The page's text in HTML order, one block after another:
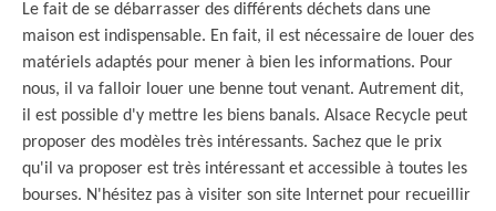
Le fait de se débarrasser des différents déchets dans une
maison est indispensable. En fait, il est nécessaire de louer des
matériels adaptés pour mener à bien les informations. Pour
nous, il va falloir louer une benne tout venant. Autrement dit,
il est possible d'y mettre les biens banals. Alsace Recycle peut
proposer des modèles très intéressants. Sachez que le prix
qu'il va proposer est très intéressant et accessible à toutes les
bourses. N'hésitez pas à visiter son site Internet pour recueillir